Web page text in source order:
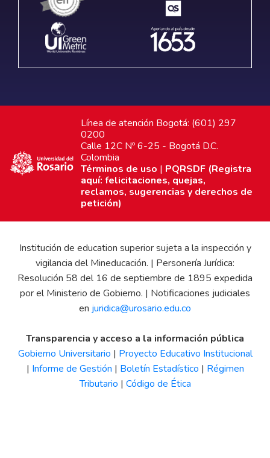
Línea de atención Bogotá: (601) 297
0200
Calle 12C Nº 6-25 - Bogotá D.C.
Colombia
Términos de uso | PQRSDF (Registra
aquí: felicitaciones, quejas,
reclamos, sugerencias y derechos de
petición)
Institución de education superior sujeta a la inspección y
vigilancia del Mineducación. | Personería Jurídica:
Resolución 58 del 16 de septiembre de 1895 expedida
por el Ministerio de Gobierno. | Notificaciones judiciales
en juridica@urosario.edu.co
Transparencia y acceso a la información pública
Gobierno Universitario | Proyecto Educativo Institucional
| Informe de Gestión | Boletín Estadístico | Régimen
Tributario | Código de Ética